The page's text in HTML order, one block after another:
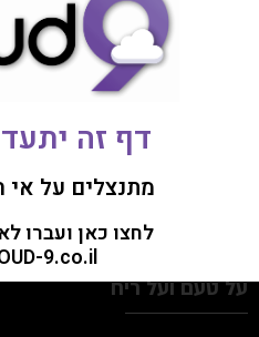
מידע Information
על טעם ועל ריח
דף זה
מתנצלים על אי
לחצו כאן ועברו
9.co.il